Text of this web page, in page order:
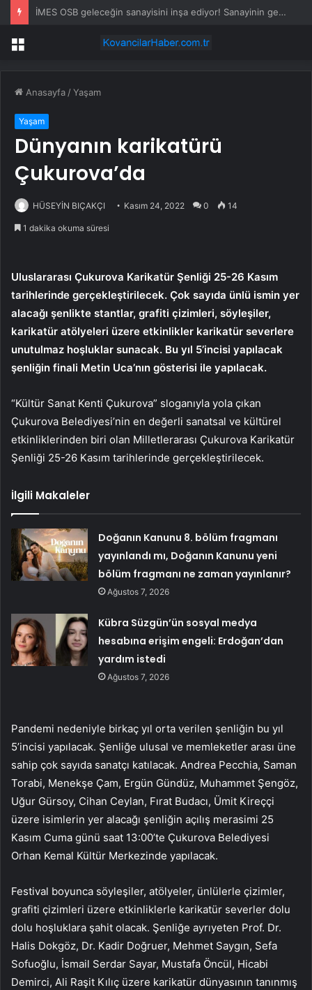
Afyonkarahisar yangın son dakika: Afyonkarahisar yangın olayı nedir? Afyonkarahisar’da yangın mı çıktı, son durum nedir?
Menü
Anasayfa /Yaşam
Yaşam
Dünyanın karikatürü
Çukurova’da
HÜSEYİN BIÇAKÇI Kasım 24, 2022 0 14
1 dakika okuma süresi
Uluslararası Çukurova Karikatür Şenliği 25-26 Kasım
tarihlerinde gerçekleştirilecek. Çok sayıda ünlü ismin yer
alacağı şenlikte stantlar, grafiti çizimleri, söyleşiler,
karikatür atölyeleri üzere etkinlikler karikatür severlere
unutulmaz hoşluklar sunacak. Bu yıl 5’incisi yapılacak
şenliğin finali Metin Uca’nın gösterisi ile yapılacak.
“Kültür Sanat Kenti Çukurova” sloganıyla yola çıkan
Çukurova Belediyesi’nin en değerli sanatsal ve kültürel
etkinliklerinden biri olan Milletlerarası Çukurova Karikatür
Şenliği 25-26 Kasım tarihlerinde gerçekleştirilecek.
İlgili Makaleler
Doğanın Kanunu 8. bölüm fragmanı
yayınlandı mı, Doğanın Kanunu yeni
bölüm fragmanı ne zaman yayınlanır?
Ağustos 7, 2026
Kübra Süzgün’ün sosyal medya
hesabına erişim engeli: Erdoğan’dan
yardım istedi
Ağustos 7, 2026
Pandemi nedeniyle birkaç yıl orta verilen şenliğin bu yıl
5’incisi yapılacak. Şenliğe ulusal ve memleketler arası üne
sahip çok sayıda sanatçı katılacak. Andrea Pecchia, Saman
Torabi, Menekşe Çam, Ergün Gündüz, Muhammet Şengöz,
Uğur Gürsoy, Cihan Ceylan, Fırat Budacı, Ümit Kireççi
üzere isimlerin yer alacağı şenliğin açılış merasimi 25
Kasım Cuma günü saat 13:00’te Çukurova Belediyesi
Orhan Kemal Kültür Merkezinde yapılacak.
Festival boyunca söyleşiler, atölyeler, ünlülerle çizimler,
grafiti çizimleri üzere etkinliklerle karikatür severler dolu
dolu hoşluklara şahit olacak. Şenliğe ayrıyeten Prof. Dr.
Halis Dokgöz, Dr. Kadir Doğruer, Mehmet Saygın, Sefa
Sofuoğlu, İsmail Serdar Sayar, Mustafa Öncül, Hicabi
Demirci, Ali Raşit Kılıç üzere karikatür dünyasının tanınmış